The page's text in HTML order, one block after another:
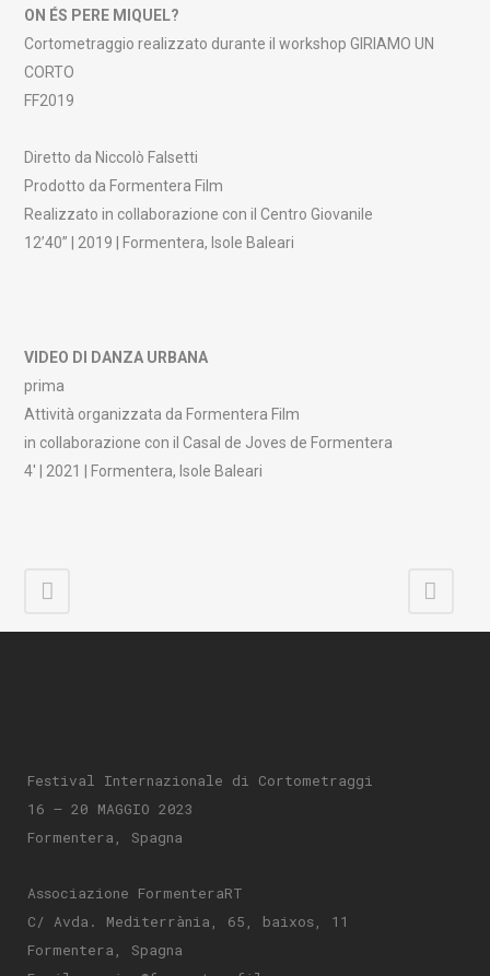
ON ÉS PERE MIQUEL?
Cortometraggio realizzato durante il workshop GIRIAMO UN
CORTO
FF2019
Diretto da Niccolò Falsetti
Prodotto da Formentera Film
Realizzato in collaborazione con il Centro Giovanile
12’40” | 2019 | Formentera, Isole Baleari
VIDEO DI DANZA URBANA
prima
Attività organizzata da Formentera Film
in collaborazione con il Casal de Joves de Formentera
4′ | 2021 | Formentera, Isole Baleari
Festival Internazionale di Cortometraggi
16 – 20 MAGGIO 2023
Formentera, Spagna
Associazione FormenteraRT
C/ Avda. Mediterrània, 65, baixos, 11
Formentera, Spagna